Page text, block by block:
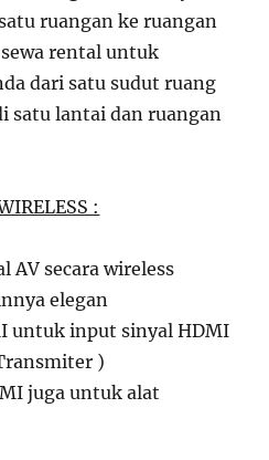
ruangan ke ruangan
rental untuk
dari satu sudut ruang
satu lantai dan ruangan
:
AV secara wireless
elegan
untuk input sinyal HDMI
)
juga untuk alat